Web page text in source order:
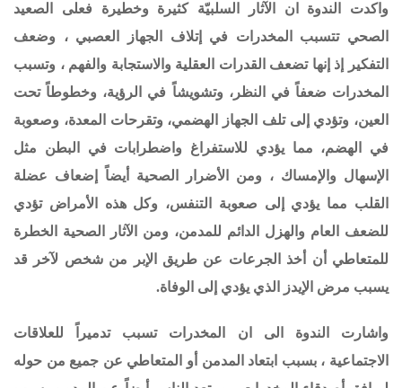
واكدت الندوة ان الآثار السلبيّة كثيرة وخطيرة فعلى الصعيد
الصحي تتسبب المخدرات في إتلاف الجهاز العصبي ، وضعف
التفكير إذ إنها تضعف القدرات العقلية والاستجابة والفهم ، وتسبب
المخدرات ضعفاً في النظر، وتشويشاً في الرؤية، وخطوطاً تحت
العين، وتؤدي إلى تلف الجهاز الهضمي، وتقرحات المعدة، وصعوبة
في الهضم، مما يؤدي للاستفراغ واضطرابات في البطن مثل
الإسهال والإمساك ، ومن الأضرار الصحية أيضاً إضعاف عضلة
القلب مما يؤدي إلى صعوبة التنفس، وكل هذه الأمراض تؤدي
للضعف العام والهزل الدائم للمدمن، ومن الآثار الصحية الخطرة
للمتعاطي أن أخذ الجرعات عن طريق الإبر من شخص لآخر قد
يسبب مرض الإيدز الذي يؤدي إلى الوفاة.
واشارت الندوة الى ان المخدرات تسبب تدميراً للعلاقات
الاجتماعية ، بسبب ابتعاد المدمن أو المتعاطي عن جميع من حوله